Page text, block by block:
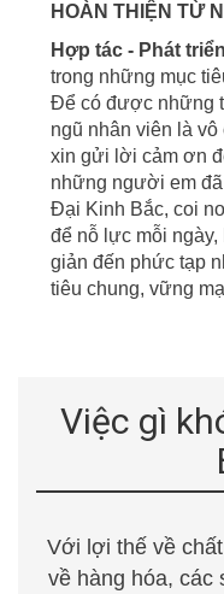
HOÀN THIỆN TỪ
Hợp tác - Phát
trong những mục
Để có được những
ngũ nhân viên là
xin gửi lời cảm ơn
những người em
Đại Kinh Bắc, coi
để nỗ lực mỗi
giản đến phức tạp
tiêu chung, vững
Việc gì
Với lợi thế về
về hàng hóa, các